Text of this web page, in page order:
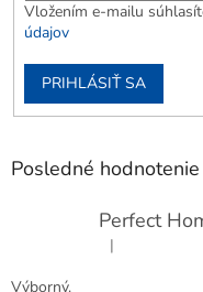
Vložením e-mailu
údajov
PRIHLÁSIŤ SA
Posledné
Hodnotenie
|
Výborný.